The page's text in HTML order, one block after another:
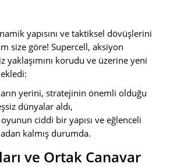
yapısını ve taktiksel dövüşlerini
size göre! Supercell, aksiyon
yaklaşımını korudu ve üzerine yeni
yerini, stratejinin önemli olduğu
dünyalar aldı,
ciddi bir yapısı ve eğlenceli
kalmış durumda.
ve Ortak Canavar